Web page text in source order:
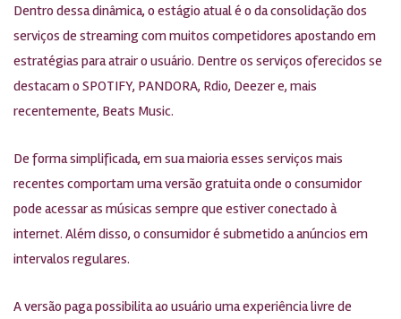
Dentro dessa dinâmica, o estágio atual é o da consolidação dos
serviços de streaming com muitos competidores apostando em
estratégias para atrair o usuário. Dentre os serviços oferecidos se
destacam o SPOTIFY, PANDORA, Rdio, Deezer e, mais
recentemente, Beats Music.
De forma simplificada, em sua maioria esses serviços mais
recentes comportam uma versão gratuita onde o consumidor
pode acessar as músicas sempre que estiver conectado à
internet. Além disso, o consumidor é submetido a anúncios em
intervalos regulares.
A versão paga possibilita ao usuário uma experiência livre de